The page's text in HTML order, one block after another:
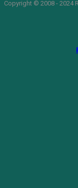
Copyright © 2008 - 2024